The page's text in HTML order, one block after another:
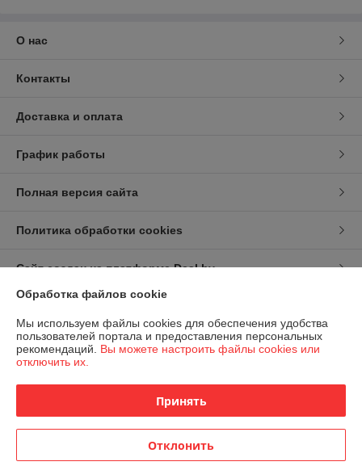
О нас
Контакты
Доставка и оплата
График работы
Полная версия сайта
Политика обработки cookies
Сайт создан на платформе Deal.by
Информация для покупателя
Индивидуальный предприниматель:ИП Карпов Игорь Васильевич
г.Минск,ул.Рафиева,88-36
Регистрационный номер ЕГР: 192693248
Регистрационный орган: Минским горисполком
Дата регистрации компании: 19.08.2016
Обработка файлов cookie
Мы используем файлы cookies для обеспечения удобства
пользователей портала и предоставления персональных
рекомендаций. Вы можете настроить файлы cookies или
отключить их.
Принять
Отклонить